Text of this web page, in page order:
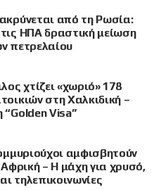
από τη Ρωσία:
ΗΠΑ δραστική μείωση
πετρελαίου
χτίζει «χωριό» 178
στη Χαλκιδική –
Visa”
αμφισβητούν
– Η μάχη για χρυσό,
τηλεπικοινωνίες